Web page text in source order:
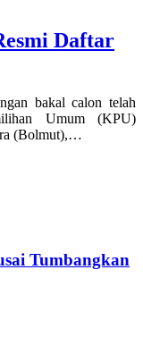
Daftar
bakal calon telah
Umum (KPU)
(Bolmut),…
Tumbangkan